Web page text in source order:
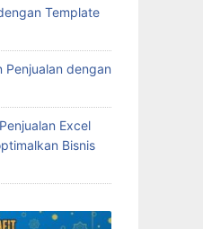
Template
Penjualan dengan
Excel
Bisnis